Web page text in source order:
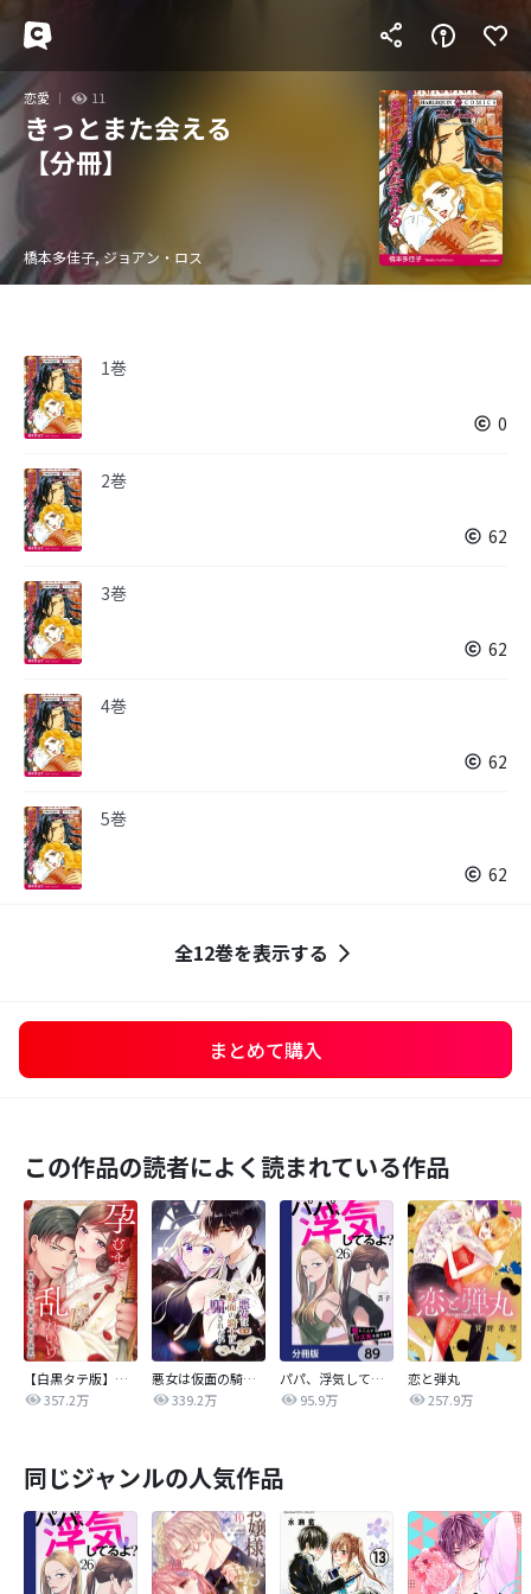
恋愛 11
きっとまた会える
【分冊】
橋本多佳子, ジョアン・ロス
1巻
0
2巻
62
3巻
62
4巻
62
5巻
62
全12巻を表示する
まとめて購入
この作品の読者によく読まれている作品
【白黒タテ版】孕むまで乱れいけ～身代わり花嫁と軍服の猛愛
357.2万
悪女は仮面の騎士に騙されない
339.2万
パパ、浮気してるよ？娘と二人でクズ夫を捨てます【分冊版】
95.9万
恋と弾丸
257.9万
同じジャンルの人気作品